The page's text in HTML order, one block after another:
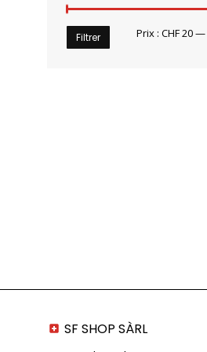
Filtrer Prix : CHF 20—
SF SHOP SÀRL